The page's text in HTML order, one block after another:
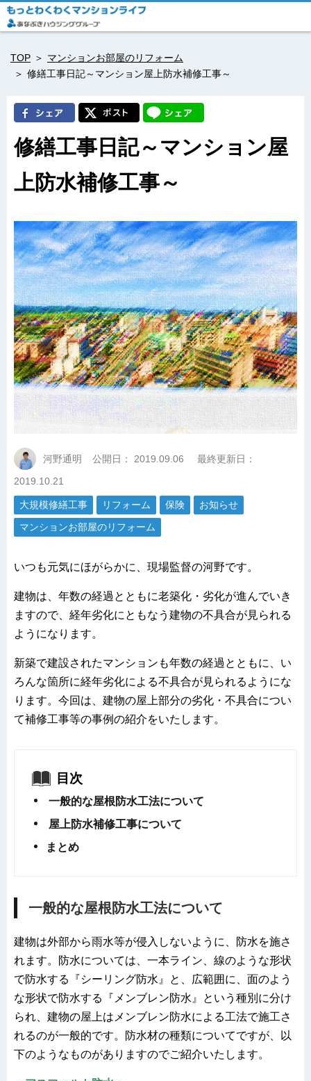
TOP
マンションお部屋のリフォーム
修繕工事日記～マンション屋上防水補修工事～
修繕工事日記～マンション屋
上防水補修工事～
河野通明 公開日： 2019.09.06
最終更新日：
2019.10.21
大規模修繕工事 リフォーム 保険
お知らせ
マンションお部屋のリフォーム
いつも元気にほがらかに、現場監督の河野です。
建物は、年数の経過とともに老築化・劣化が進んでいき
ますので、経年劣化にともなう建物の不具合が見られる
ようになります。
新築で建設されたマンションも年数の経過とともに、い
ろんな箇所に経年劣化による不具合が見られるようにな
ります。今回は、建物の屋上部分の劣化・不具合につい
て補修工事等の事例の紹介をいたします。
目次
一般的な屋根防水工法について
屋上防水補修工事について
まとめ
一般的な屋根防水工法について
建物は外部から雨水等が侵入しないように、防水を施さ
れます。防水については、一本ライン、線のような形状
で防水する『シーリング防水』と、広範囲に、面のよう
な形状で防水する『メンブレン防水』という種別に分け
られ、建物の屋上はメンブレン防水による工法で施工さ
れるのが一般的です。防水材の種類についてですが、以
下のようなものがありますのでご紹介いたします。